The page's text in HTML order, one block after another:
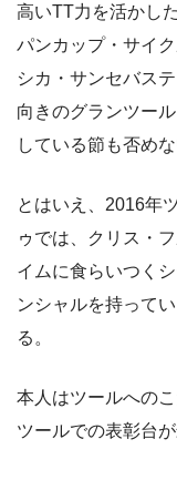
高いTT力を活かし
パンカップ・サイ
シカ・サンセバス
向きのグランツー
している節も否めな
とはいえ、2016年
ゥでは、クリス・
イムに食らいつく
ンシャルを持って
る。
本人はツールへの
ツールでの表彰台